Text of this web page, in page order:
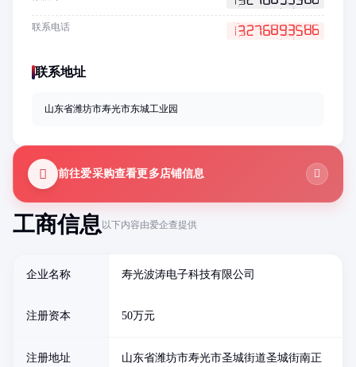
工商信息以下内容由爱企查提供
企业名称 寿光波涛电子科技有限公司
注册资本 50万元
注册地址
山东省潍坊市寿光市圣城街道圣城街南正
联系电话
联系地址
山东省潍坊市寿光市东城工业园
前往爱采购查看更多店铺信息